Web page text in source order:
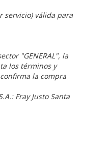
servicio) válida para
"GENERAL", la
los términos y
la compra
Fray Justo Santa